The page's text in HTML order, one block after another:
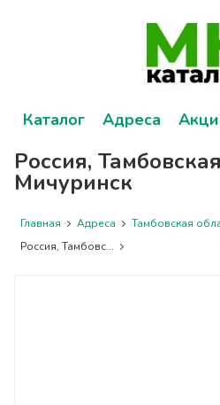
Каталог Адреса
Россия,
Мичуринск
Главная Адреса Тамбовская
Россия, Тамбовс...